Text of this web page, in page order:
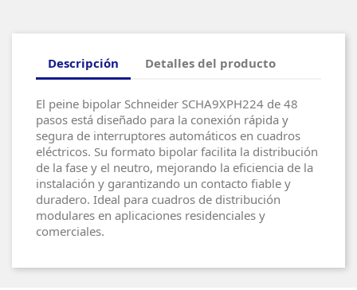
Descripción Detalles del producto
El peine bipolar Schneider SCHA9XPH224 de 48
pasos está diseñado para la conexión rápida y
segura de interruptores automáticos en cuadros
eléctricos. Su formato bipolar facilita la distribución
de la fase y el neutro, mejorando la eficiencia de la
instalación y garantizando un contacto fiable y
duradero. Ideal para cuadros de distribución
modulares en aplicaciones residenciales y
comerciales.